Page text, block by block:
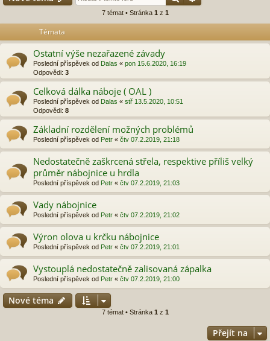
7 témat • Stránka 1 z 1
Témata
Ostatní výše nezařazené závady
Poslední příspěvek od Dalas « pon 15.6.2020, 16:19
Odpovědi: 3
Celková dálka náboje ( OAL )
Poslední příspěvek od Dalas « stř 13.5.2020, 10:51
Odpovědi: 8
Základní rozdělení možných problémů
Poslední příspěvek od Petr « čtv 07.2.2019, 21:18
Nedostatečně zaškrcená střela, respektive příliš velký
průměr nábojnice u hrdla
Poslední příspěvek od Petr « čtv 07.2.2019, 21:03
Vady nábojnice
Poslední příspěvek od Petr « čtv 07.2.2019, 21:02
Výron olova u krčku nábojnice
Poslední příspěvek od Petr « čtv 07.2.2019, 21:01
Vystouplá nedostatečně zalisovaná zápalka
Poslední příspěvek od Petr « čtv 07.2.2019, 21:00
Nové téma
7 témat • Stránka 1 z 1
Přejít na